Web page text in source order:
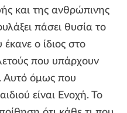
και της ανθρώπινης
πάσει θυσία το
ο ίδιος στο
που υπάρχουν
Αυτό όμως που
είναι Ενοχή. Το